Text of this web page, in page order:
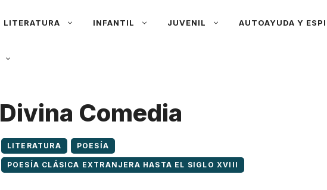
LITERATURA INFANTIL JUVENIL AUTOAYUDA Y
Divina Comedia
LITERATURA POESÍA
POESÍA CLÁSICA EXTRANJERA HASTA EL SIGLO XVIII